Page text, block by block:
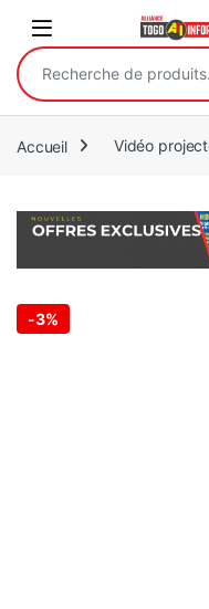
Open
Recherche pour :
Accueil Vidéo
-3%